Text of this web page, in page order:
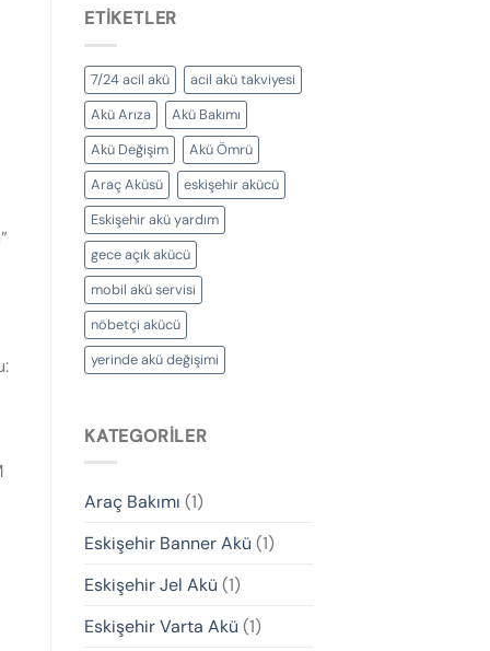
ETIKETLER
7/24 acil akü
acil akü takviyesi
Akü Arıza
Akü Bakımı
Akü Değişim
Akü Ömrü
Araç Aküsü
eskişehir akücü
Eskişehir akü yardım
gece açık akücü
mobil akü servisi
nöbetçi akücü
yerinde akü değişimi
KATEGORILER
Araç Bakımı (1)
Eskişehir Banner Akü (1)
Eskişehir Jel Akü (1)
Eskişehir Varta Akü (1)